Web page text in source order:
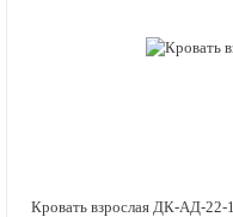
Кровать взрослая ДК-АД-22-1